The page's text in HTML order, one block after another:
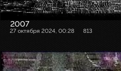
2007
27 октября 2024, 00:28 813